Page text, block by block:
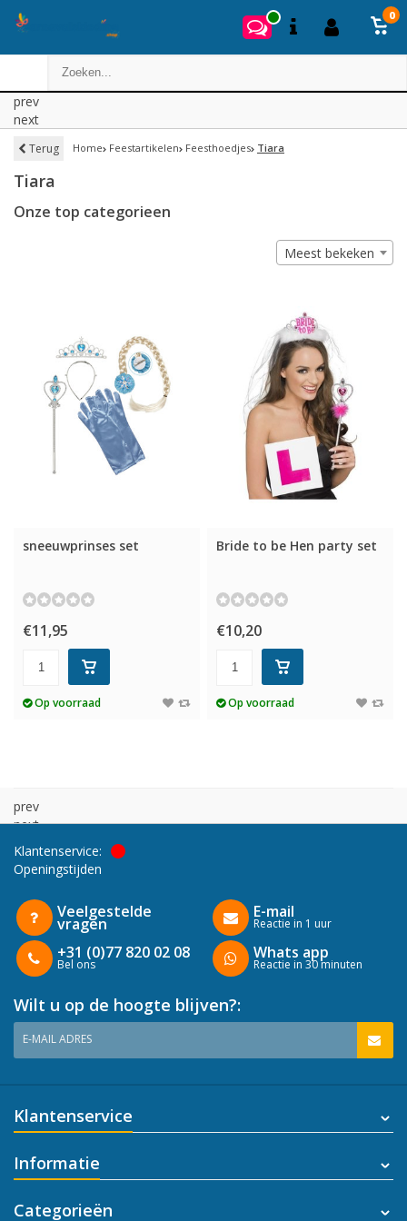
0
prev
next
Terug Home Feestartikelen Feesthoedjes Tiara
Tiara
Onze top categorieen
Meest bekeken
sneeuwprinses set
€11,95
Op voorraad
Bride to be Hen party set
€10,20
Op voorraad
prev
next
Klantenservice:
Openingstijden
Veelgestelde
vragen
+31 (0)77 820 02 08
Bel ons
E-mail
Reactie in 1 uur
Whats app
Reactie in 30 minuten
Wilt u op de hoogte blijven?:
E-MAIL ADRES
Klantenservice
Informatie
Categorieën